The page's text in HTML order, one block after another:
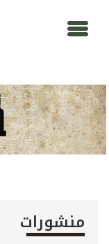
منشورات